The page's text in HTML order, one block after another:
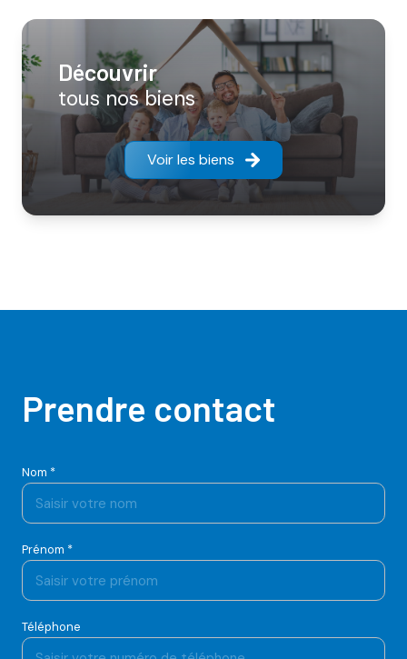
découvrir
tous nos biens
Voir les biens
Prendre contact
Nom *
Prénom *
Téléphone